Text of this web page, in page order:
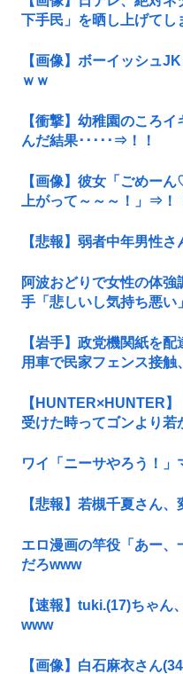
下手民」を晒し上げてし
【画像】ボーイッシュ
ｗｗ
【衝撃】幼稚園のころ
んだ結果･････⇒！！
【画像】彼女「ごめー
上がって～～～！」⇒！
【悲報】弱者中年男性
阿波おどりで女性の体強
手「悲しいし気持ち悪
【岩手】政党機関紙を
用車で民家フェンス接
【HUNTER×HUNTER
受けた時ってゴンより若
ワイ「ニーサやろう！」
【悲報】若槻千夏さん
エロ漫画の竿役「あー
だろwww
【速報】tuki.(17)ちゃん
www
【画像】白石麻衣さん